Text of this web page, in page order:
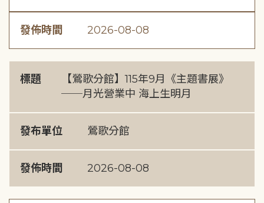
發佈時間 2026-08-08
標題
【鶯歌分館】115年9月《主題書展》
──月光營業中 海上生明月
發布單位 鶯歌分館
發佈時間 2026-08-08